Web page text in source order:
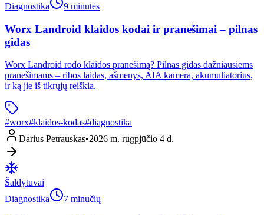
Diagnostika
9 minutės
Worx Landroid klaidos kodai ir pranešimai – pilnas
gidas
Worx Landroid rodo klaidos pranešimą? Pilnas gidas dažniausiems
pranešimams – ribos laidas, ašmenys, AIA kamera, akumuliatorius,
ir ką jie iš tikrųjų reiškia.
#worx#klaidos-kodas#diagnostika
Darius Petrauskas•2026 m. rugpjūčio 4 d.
Šaldytuvai
Diagnostika
7 minučių